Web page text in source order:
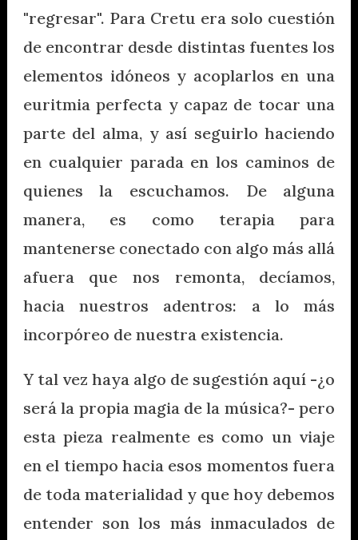
"regresar". Para Cretu era solo cuestión
de encontrar desde distintas fuentes los
elementos idóneos y acoplarlos en una
euritmia perfecta y capaz de tocar una
parte del alma, y así seguirlo haciendo
en cualquier parada en los caminos de
quienes la escuchamos. De alguna
manera, es como terapia para
mantenerse conectado con algo más allá
afuera que nos remonta, decíamos,
hacia nuestros adentros: a lo más
incorpóreo de nuestra existencia.
Y tal vez haya algo de sugestión aquí -¿o
será la propia magia de la música?- pero
esta pieza realmente es como un viaje
en el tiempo hacia esos momentos fuera
de toda materialidad y que hoy debemos
entender son los más inmaculados de